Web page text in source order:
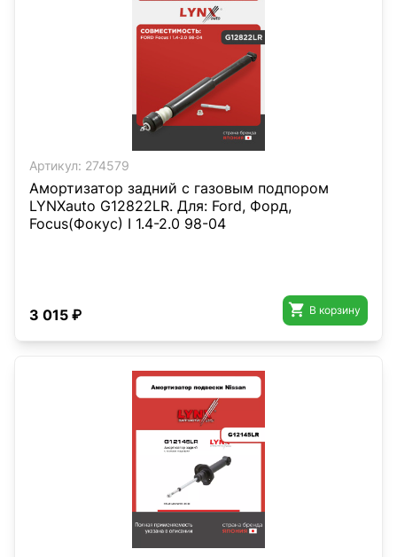
Артикул: 274579
Амортизатор задний с газовым подпором
LYNXauto G12822LR. Для: Ford, Форд,
Focus(Фокус) I 1.4-2.0 98-04
3 015 ₽  В корзину